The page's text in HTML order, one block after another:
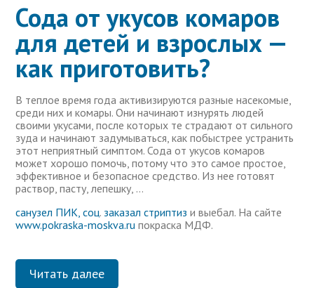
Сода от укусов комаров
для детей и взрослых —
как приготовить?
В теплое время года активизируются разные насекомые,
среди них и комары. Они начинают изнурять людей
своими укусами, после которых те страдают от сильного
зуда и начинают задумываться, как побыстрее устранить
этот неприятный симптом. Сода от укусов комаров
может хорошо помочь, потому что это самое простое,
эффективное и безопасное средство. Из нее готовят
раствор, пасту, лепешку, …
санузел ПИК, соц. заказал стриптиз и выебал. На сайте
www.pokraska-moskva.ru покраска МДФ.
Читать далее